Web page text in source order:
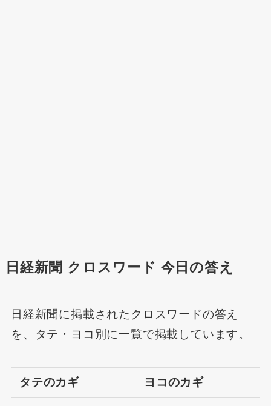
日経新聞 クロスワード 今日の答え
日経新聞に掲載されたクロスワードの答え
を、タテ・ヨコ別に一覧で掲載しています。
タテのカギ ヨコのカギ